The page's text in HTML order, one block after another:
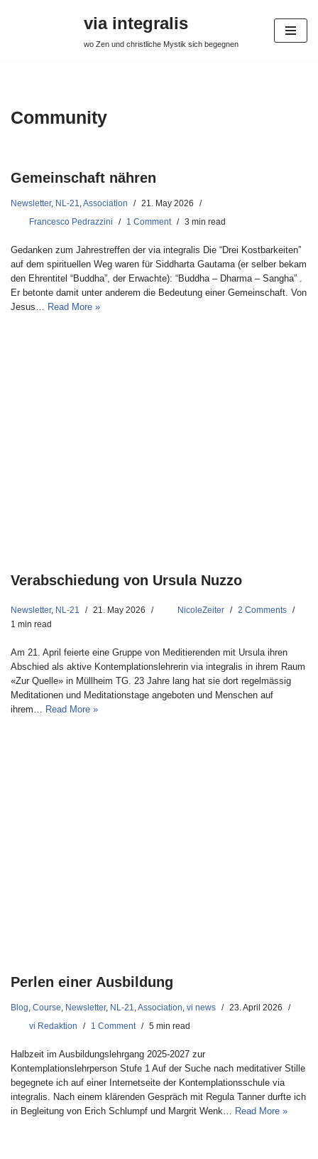
via integralis
wo Zen und christliche Mystik sich begegnen
Community
Gemeinschaft nähren
Newsletter, NL-21 Association
21. May 2026
Francesco Pedrazzini
1 Comment 3 min read
Gedanken zum Jahrestreffen der via integralis Die “Drei Kostbarkeiten”
auf dem spirituellen Weg waren für Siddharta Gautama (er selber bekam
den Ehrentitel “Buddha”, der Erwachte): “Buddha – Dharma – Sangha” .
Er betonte damit unter anderem die Bedeutung einer Gemeinschaft. Von
Jesus… Read More »
Verabschiedung von Ursula Nuzzo
Newsletter, NL-21 21. May 2026 NicoleZeiter
2 Comments
1 min read
Am 21. April feierte eine Gruppe von Meditierenden mit Ursula ihren
Abschied als aktive Kontemplationslehrerin via integralis in ihrem Raum
«Zur Quelle» in Müllheim TG. 23 Jahre lang hat sie dort regelmässig
Meditationen und Meditationstage angeboten und Menschen auf
ihrem… Read More »
Perlen einer Ausbildung
Blog Course Newsletter, NL-21 Association vi news
23. April 2026
vi Redaktion
1 Comment 5 min read
Halbzeit im Ausbildungslehrgang 2025-2027 zur
Kontemplationslehrperson Stufe 1 Auf der Suche nach meditativer Stille
begegnete ich auf einer Internetseite der Kontemplationsschule via
integralis. Nach einem klärenden Gespräch mit Regula Tanner durfte ich
in Begleitung von Erich Schlumpf und Margrit Wenk… Read More »